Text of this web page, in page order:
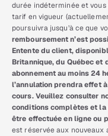
durée indéterminée et
tarif en vigueur
poursuivra jusqu’à ce que
remboursement n’est
Entente du client,
Britannique, du Québec et
abonnement au moins 24
l’annulation prendra effet
cours. Veuillez consulter
conditions complètes et la
être effectuée en ligne ou
est réservée aux nouveaux